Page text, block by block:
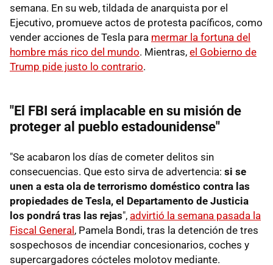
semana. En su web, tildada de anarquista por el
Ejecutivo, promueve actos de protesta pacíficos, como
vender acciones de Tesla para mermar la fortuna del
hombre más rico del mundo. Mientras, el Gobierno de
Trump pide justo lo contrario.
"El FBI será implacable en su misión de
proteger al pueblo estadounidense"
"Se acabaron los días de cometer delitos sin
consecuencias. Que esto sirva de advertencia: si se
unen a esta ola de terrorismo doméstico contra las
propiedades de Tesla, el Departamento de Justicia
los pondrá tras las rejas", advirtió la semana pasada la
Fiscal General, Pamela Bondi, tras la detención de tres
sospechosos de incendiar concesionarios, coches y
supercargadores cócteles molotov mediante.